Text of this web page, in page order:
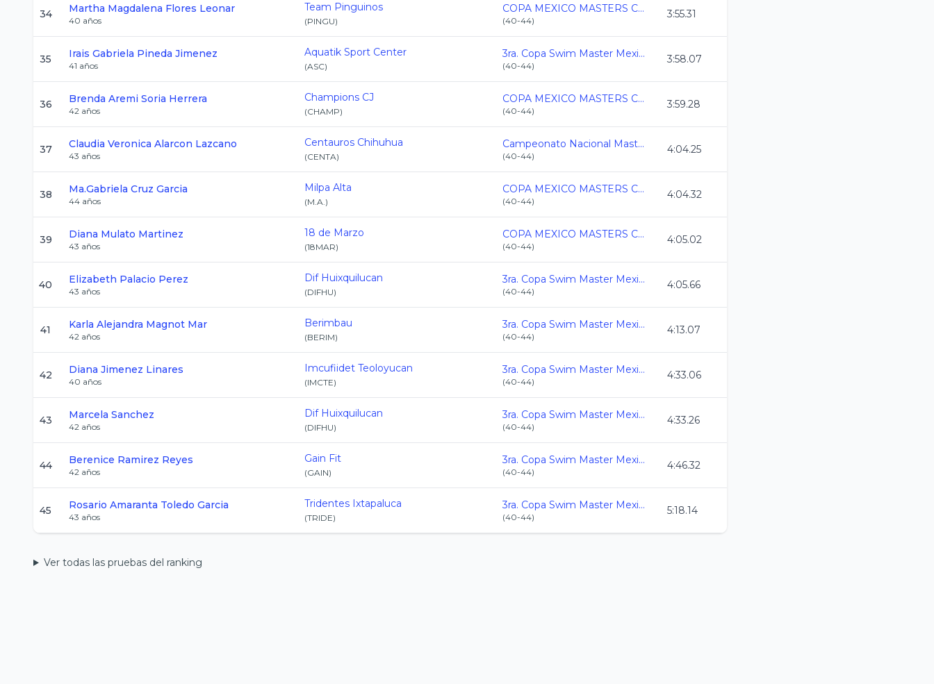
34 Martha Magdalena Flores Leonar
40 años
Team Pinguinos
(PINGU)
COPA MEXICO MASTERS CURSO LARGO 2026
(40-44)
3:55.31
35 Irais Gabriela Pineda Jimenez
41 años
Aquatik Sport Center
(ASC)
3ra. Copa Swim Master Mexico C.L. 2026
(40-44)
3:58.07
36 Brenda Aremi Soria Herrera
42 años
Champions CJ
(CHAMP)
COPA MEXICO MASTERS CURSO LARGO 2026
(40-44)
3:59.28
37 Claudia Veronica Alarcon Lazcano
43 años
Centauros Chihuhua
(CENTA)
Campeonato Nacional Master C.L. 2026
(40-44)
4:04.25
38 Ma.Gabriela Cruz Garcia
44 años
Milpa Alta
(M.A.)
COPA MEXICO MASTERS CURSO LARGO 2026
(40-44)
4:04.32
39 Diana Mulato Martinez
43 años
18 de Marzo
(18MAR)
COPA MEXICO MASTERS CURSO LARGO 2026
(40-44)
4:05.02
40 Elizabeth Palacio Perez
43 años
Dif Huixquilucan
(DIFHU)
3ra. Copa Swim Master Mexico C.L. 2026
(40-44)
4:05.66
41 Karla Alejandra Magnot Mar
42 años
Berimbau
(BERIM)
3ra. Copa Swim Master Mexico C.L. 2026
(40-44)
4:13.07
42 Diana Jimenez Linares
40 años
Imcufiidet Teoloyucan
(IMCTE)
3ra. Copa Swim Master Mexico C.L. 2026
(40-44)
4:33.06
43 Marcela Sanchez
42 años
Dif Huixquilucan
(DIFHU)
3ra. Copa Swim Master Mexico C.L. 2026
(40-44)
4:33.26
44 Berenice Ramirez Reyes
42 años
Gain Fit
(GAIN)
3ra. Copa Swim Master Mexico C.L. 2026
(40-44)
4:46.32
45 Rosario Amaranta Toledo Garcia
43 años
Tridentes Ixtapaluca
(TRIDE)
3ra. Copa Swim Master Mexico C.L. 2026
(40-44)
5:18.14
Ver todas las pruebas del ranking